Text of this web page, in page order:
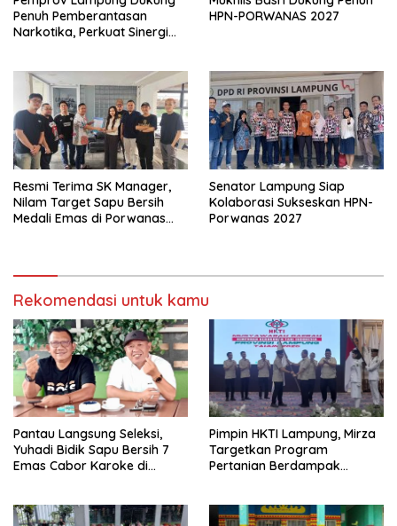
Penuh Pemberantasan
Narkotika, Perkuat Sinergi
HPN-PORWANAS 2027
Resmi Terima SK Manager,
Nilam Target Sapu Bersih
Medali Emas di Porwanas
Senator Lampung Siap
Kolaborasi Sukseskan HPN-
Porwanas 2027
Rekomendasi untuk kamu
Pantau Langsung Seleksi,
Yuhadi Bidik Sapu Bersih 7
Emas Cabor Karoke di
Pimpin HKTI Lampung, Mirza
Targetkan Program
Pertanian Berdampak